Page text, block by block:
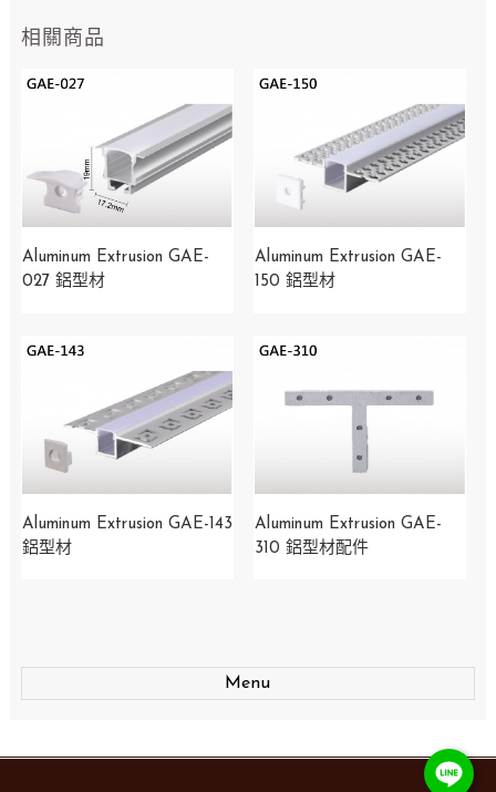
相關商品
Aluminum Extrusion GAE-
027 鋁型材
Aluminum Extrusion GAE-
150 鋁型材
​Aluminum Extrusion GAE-143
鋁型材
Aluminum Extrusion GAE-
310 鋁型材配件
Menu